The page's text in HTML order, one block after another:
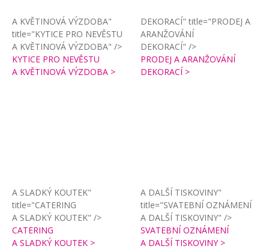
A KVĚTINOVÁ VÝZDOBA"
title="KYTICE PRO NEVĚSTU
A KVĚTINOVÁ VÝZDOBA" />
KYTICE PRO NEVĚSTU
A KVĚTINOVÁ VÝZDOBA >
DEKORACÍ" title="PRODEJ A
ARANŽOVÁNÍ
DEKORACÍ" />
PRODEJ A ARANŽOVÁNÍ
DEKORACÍ >
A SLADKÝ KOUTEK"
title="CATERING
A SLADKÝ KOUTEK" />
CATERING
A SLADKÝ KOUTEK >
A DALŠÍ TISKOVINY"
title="SVATEBNÍ OZNÁMENÍ
A DALŠÍ TISKOVINY" />
SVATEBNÍ OZNÁMENÍ
A DALŠÍ TISKOVINY >